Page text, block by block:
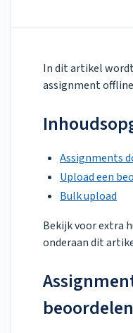
In dit artikel
assignment
Assignments
Upload een
Bulk upload
Bekijk voor extra
onderaan dit
beoordelen